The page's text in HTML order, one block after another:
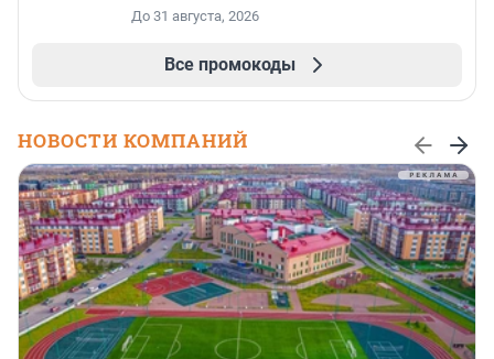
До 31 августа, 2026
Все промокоды
НОВОСТИ КОМПАНИЙ